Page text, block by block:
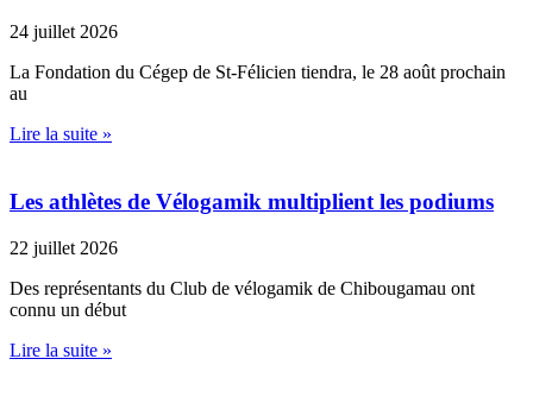
24 juillet 2026
La Fondation du Cégep de St-Félicien tiendra, le 28 août prochain
au
Lire la suite »
Les athlètes de Vélogamik multiplient les podiums
22 juillet 2026
Des représentants du Club de vélogamik de Chibougamau ont
connu un début
Lire la suite »